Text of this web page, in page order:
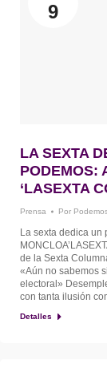
9
LA SEXTA
PODEMOS:
‘LASEXTA
Prensa Por
La sexta dedica un
de la Sexta
«Aún no sabemos
electoral»
con tanta ilusión
Detalles